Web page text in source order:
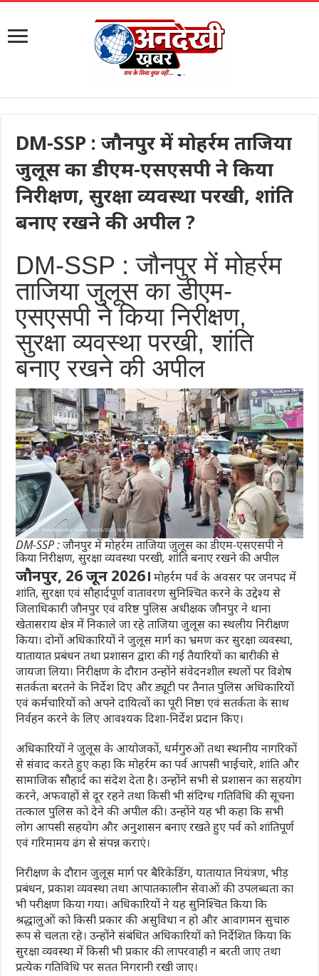
DM-SSP : जौनपुर में मोहर्रम ताजिया
जुलूस का डीएम-एसएसपी ने किया
निरीक्षण, सुरक्षा व्यवस्था परखी, शांति
बनाए रखने की अपील ?
DM-SSP : जौनपुर में मोहर्रम
ताजिया जुलूस का डीएम-
एसएसपी ने किया निरीक्षण,
सुरक्षा व्यवस्था परखी, शांति
बनाए रखने की अपील
DM-SSP : जौनपुर में मोहर्रम ताजिया जुलूस का डीएम-एसएसपी ने
किया निरीक्षण, सुरक्षा व्यवस्था परखी, शांति बनाए रखने की अपील
जौनपुर, 26 जून 2026। मोहर्रम पर्व के अवसर पर जनपद में
शांति, सुरक्षा एवं सौहार्दपूर्ण वातावरण सुनिश्चित करने के उद्देश्य से
जिलाधिकारी जौनपुर एवं वरिष्ठ पुलिस अधीक्षक जौनपुर ने थाना
खेतासराय क्षेत्र में निकाले जा रहे ताजिया जुलूस का स्थलीय निरीक्षण
किया। दोनों अधिकारियों ने जुलूस मार्ग का भ्रमण कर सुरक्षा व्यवस्था,
यातायात प्रबंधन तथा प्रशासन द्वारा की गई तैयारियों का बारीकी से
जायजा लिया। निरीक्षण के दौरान उन्होंने संवेदनशील स्थलों पर विशेष
सतर्कता बरतने के निर्देश दिए और ड्यूटी पर तैनात पुलिस अधिकारियों
एवं कर्मचारियों को अपने दायित्वों का पूरी निष्ठा एवं सतर्कता के साथ
निर्वहन करने के लिए आवश्यक दिशा-निर्देश प्रदान किए।
अधिकारियों ने जुलूस के आयोजकों, धर्मगुरुओं तथा स्थानीय नागरिकों
से संवाद करते हुए कहा कि मोहर्रम का पर्व आपसी भाईचारे, शांति और
सामाजिक सौहार्द का संदेश देता है। उन्होंने सभी से प्रशासन का सहयोग
करने, अफवाहों से दूर रहने तथा किसी भी संदिग्ध गतिविधि की सूचना
तत्काल पुलिस को देने की अपील की। उन्होंने यह भी कहा कि सभी
लोग आपसी सहयोग और अनुशासन बनाए रखते हुए पर्व को शांतिपूर्ण
एवं गरिमामय ढंग से संपन्न कराएं।
निरीक्षण के दौरान जुलूस मार्ग पर बैरिकेडिंग, यातायात नियंत्रण, भीड़
प्रबंधन, प्रकाश व्यवस्था तथा आपातकालीन सेवाओं की उपलब्धता का
भी परीक्षण किया गया। अधिकारियों ने यह सुनिश्चित किया कि
श्रद्धालुओं को किसी प्रकार की असुविधा न हो और आवागमन सुचारु
रूप से चलता रहे। उन्होंने संबंधित अधिकारियों को निर्देशित किया कि
सुरक्षा व्यवस्था में किसी भी प्रकार की लापरवाही न बरती जाए तथा
प्रत्येक गतिविधि पर सतत निगरानी रखी जाए।